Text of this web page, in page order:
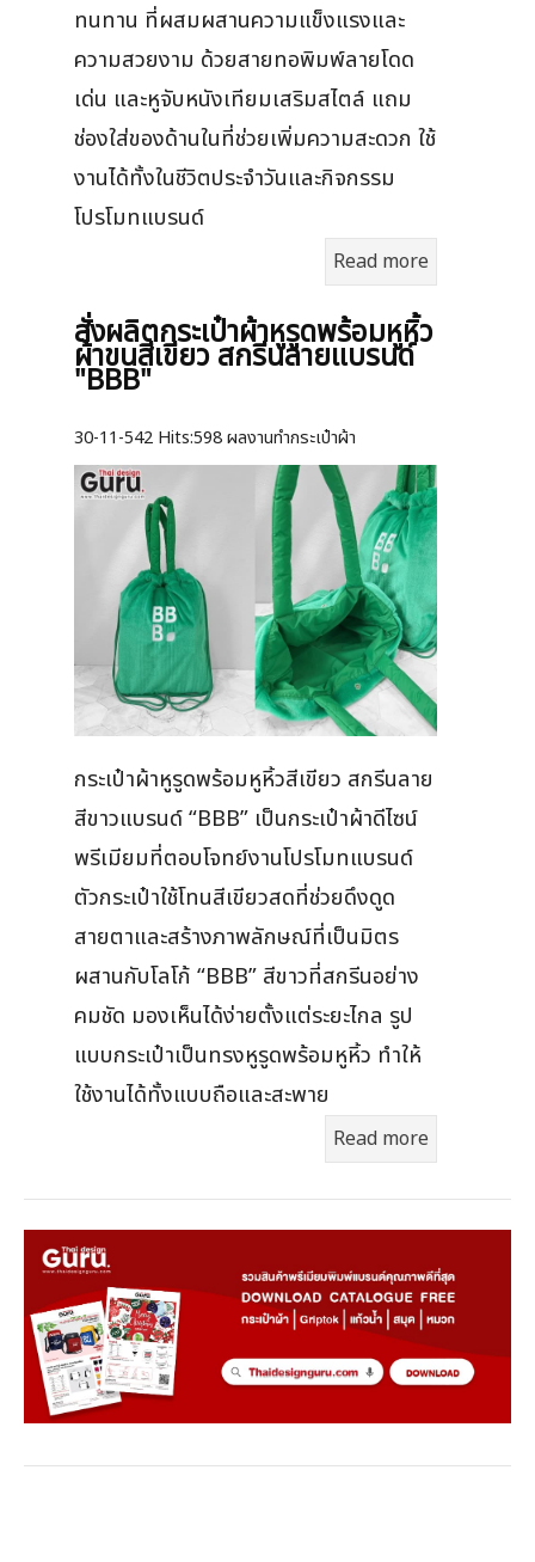
ทนทาน ที่ผสมผสานความแข็งแรงและ
ความสวยงาม ด้วยสายทอพิมพ์ลายโดด
เด่น และหูจับหนังเทียมเสริมสไตล์ แถม
ช่องใส่ของด้านในที่ช่วยเพิ่มความสะดวก ใช้
งานได้ทั้งในชีวิตประจำวันและกิจกรรม
โปรโมทแบรนด์
Read more
สั่งผลิตกระเป๋าผ้าหูรูดพร้อมหูหิ้ว
ผ้าขนสีเขียว สกรีนลายแบรนด์
"BBB"
30-11-542 Hits:598 ผลงานทำกระเป๋าผ้า
กระเป๋าผ้าหูรูดพร้อมหูหิ้วสีเขียว สกรีนลาย
สีขาวแบรนด์ “BBB” เป็นกระเป๋าผ้าดีไซน์
พรีเมียมที่ตอบโจทย์งานโปรโมทแบรนด์
ตัวกระเป๋าใช้โทนสีเขียวสดที่ช่วยดึงดูด
สายตาและสร้างภาพลักษณ์ที่เป็นมิตร
ผสานกับโลโก้ “BBB” สีขาวที่สกรีนอย่าง
คมชัด มองเห็นได้ง่ายตั้งแต่ระยะไกล รูป
แบบกระเป๋าเป็นทรงหูรูดพร้อมหูหิ้ว ทำให้
ใช้งานได้ทั้งแบบถือและสะพาย
Read more